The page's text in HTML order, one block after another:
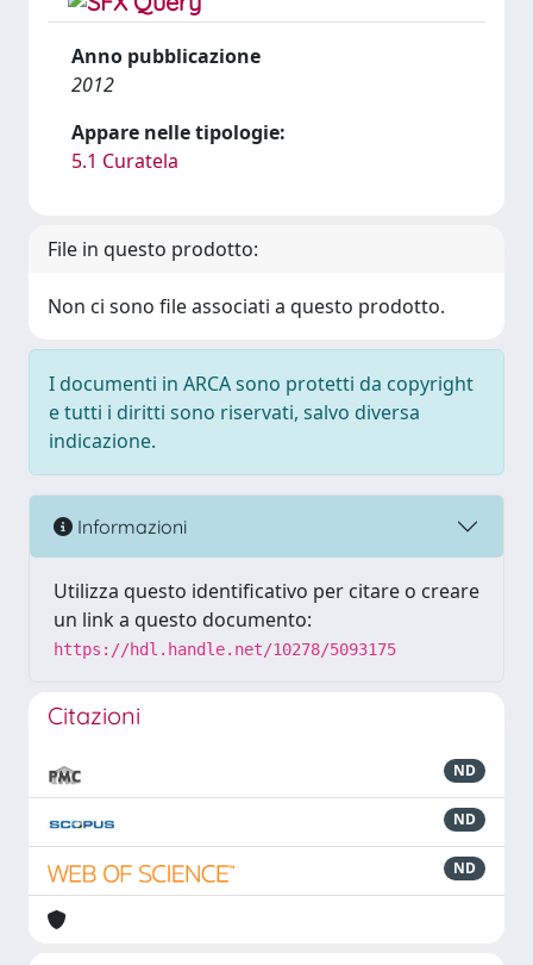
Anno pubblicazione
2012
Appare nelle tipologie:
5.1 Curatela
File in questo prodotto:
Non ci sono file associati a questo prodotto.
I documenti in ARCA sono protetti da copyright
e tutti i diritti sono riservati, salvo diversa
indicazione.
Informazioni
Utilizza questo identificativo per citare o creare
un link a questo documento:
https://hdl.handle.net/10278/5093175
Citazioni
ND
ND
ND